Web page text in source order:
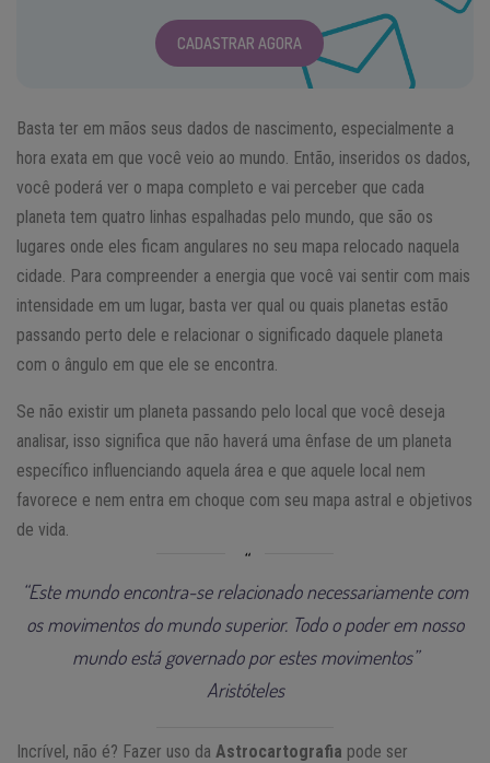
CADASTRAR AGORA
Basta ter em mãos seus dados de nascimento, especialmente a
hora exata em que você veio ao mundo. Então, inseridos os dados,
você poderá ver o mapa completo e vai perceber que cada
planeta tem quatro linhas espalhadas pelo mundo, que são os
lugares onde eles ficam angulares no seu mapa relocado naquela
cidade. Para compreender a energia que você vai sentir com mais
intensidade em um lugar, basta ver qual ou quais planetas estão
passando perto dele e relacionar o significado daquele planeta
com o ângulo em que ele se encontra.
Se não existir um planeta passando pelo local que você deseja
analisar, isso significa que não haverá uma ênfase de um planeta
específico influenciando aquela área e que aquele local nem
favorece e nem entra em choque com seu mapa astral e objetivos
de vida.
“Este mundo encontra-se relacionado necessariamente com
os movimentos do mundo superior. Todo o poder em nosso
mundo está governado por estes movimentos”
Aristóteles
Incrível, não é? Fazer uso da Astrocartografia pode ser